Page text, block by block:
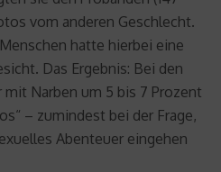
vom anderen Geschlecht.
hatte hierbei eine
Das Ergebnis: Bei den
mit Narben um 5 bis 7 Prozent
– zumindest bei der Frage,
Abenteuer eingehen